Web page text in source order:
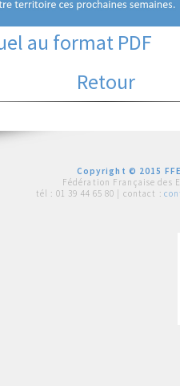
au format PDF
Retour
Copyright © 2015
Fédération Française des
tél : 01 39 44 65 80 | contact :